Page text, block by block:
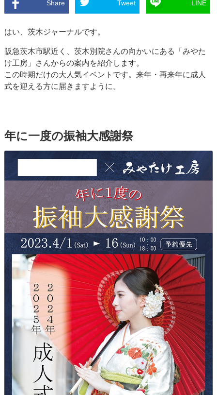
Share Tweet LINE
はい、茨木ジャーナルです。
阪急茨木市駅近く、茨木別院さんの向かいにある「みやた
け工房」さんからの案内を紹介します。
この時期だけの大人気イベントです。来年・再来年に成人
式を迎える方に届きますように。
年に一度の振袖大感謝祭